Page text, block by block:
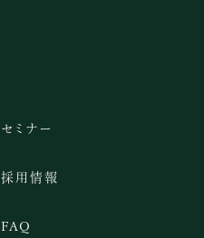
セミナー
採用情報
FAQ